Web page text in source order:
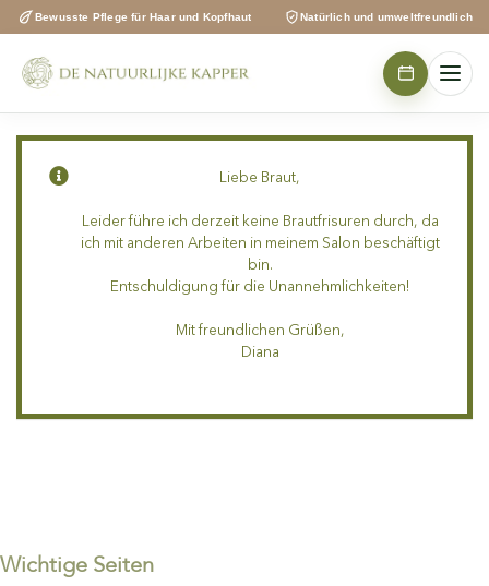
Zum
Inhalt
Bewusste Pflege für Haar und Kopfhaut Natürlich und umweltfreundlich
Liebe Braut,
Leider führe ich derzeit keine Brautfrisuren durch, da
ich mit anderen Arbeiten in meinem Salon beschäftigt
bin.
Entschuldigung für die Unannehmlichkeiten!
Mit freundlichen Grüßen,
Diana
Wichtige Seiten